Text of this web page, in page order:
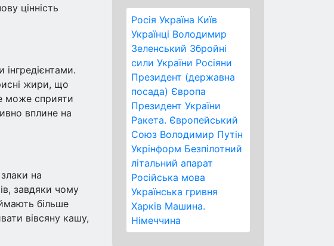
Росія Україна Київ
Українці Володимир
Зеленський Збройні
сили України Росіяни
Президент (державна
посада) Європа
Президент України
Ракета. Європейський
Союз Володимир Путін
Укрінформ Безпілотний
літальний апарат
Російська мова
Українська гривня
Харків Машина.
Німеччина
цінність
жири, що
може сприяти
вплине на
на
завдяки чому
більше
вівсяну кашу,